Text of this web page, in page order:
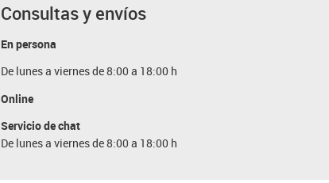
Consultas y envíos
En persona
De lunes a viernes de 8:00 a 18:00 h
Online
Servicio de chat
De lunes a viernes de 8:00 a 18:00 h